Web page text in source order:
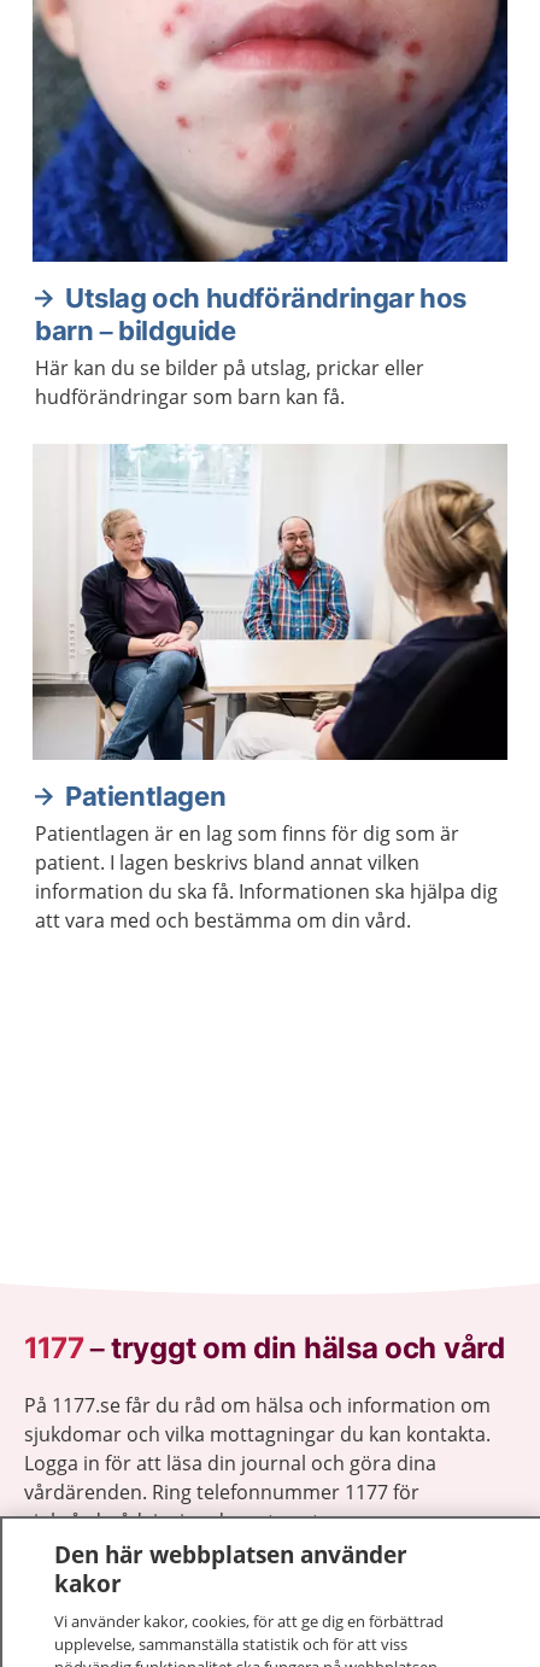
Utslag och hudförändringar hos
barn – bildguide
Här kan du se bilder på utslag, prickar eller
hudförändringar som barn kan få.
Patientlagen
Patientlagen är en lag som finns för dig som är
patient. I lagen beskrivs bland annat vilken
information du ska få. Informationen ska hjälpa dig
att vara med och bestämma om din vård.
1177–tryggt om din hälsa och vård
På 1177.se får du råd om hälsa och information om
sjukdomar och vilka mottagningar du kan kontakta.
Logga in för att läsa din journal och göra dina
vårdärenden. Ring telefonnummer 1177 för
sjukvårdsrådgivning dygnet runt.
1177 ger dig råd när du vill må bättre.
Den här webbplatsen använder
kakor
Vi använder kakor, cookies, för att ge dig en förbättrad
upplevelse, sammanställa statistik och för att viss